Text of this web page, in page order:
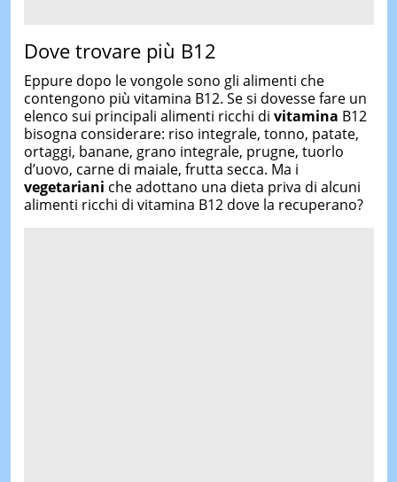
Dove trovare più B12
Eppure dopo le vongole sono gli alimenti che
contengono più vitamina B12. Se si dovesse fare un
elenco sui principali alimenti ricchi di vitamina B12
bisogna considerare: riso integrale, tonno, patate,
ortaggi, banane, grano integrale, prugne, tuorlo
d’uovo, carne di maiale, frutta secca. Ma i
vegetariani che adottano una dieta priva di alcuni
alimenti ricchi di vitamina B12 dove la recuperano?